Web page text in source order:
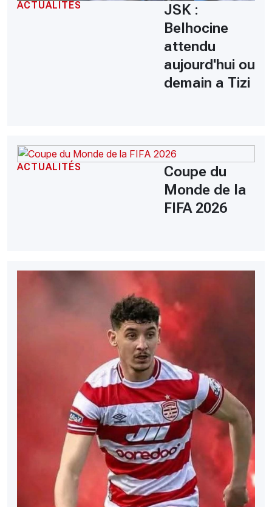
ACTUALITÉS
JSK :
Belhocine
attendu
aujourd'hui ou
demain a Tizi
ACTUALITÉS
Coupe du
Monde de la
FIFA 2026